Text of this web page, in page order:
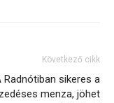
Következő cikk
Radnótiban sikeres a
menza, jöhet